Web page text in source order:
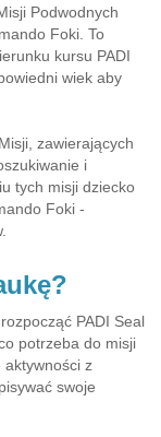
Podwodnych
Foki. To
kursu PADI
wiek aby
zawierających
i
tych misji dziecko
Foki -
PADI Seal
potrzeba do misji
aktywności z
swoje